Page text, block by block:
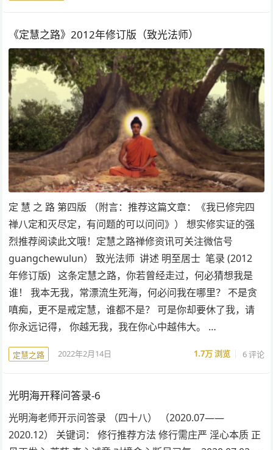
《定慧之路》2012年修订版（致光法师）
定 慧 之 路 第四版 （附言：推荐这篇文章：《我已修完四
禅八定和灭尽定，有问题的可以问问》） 想实修实证的强
烈推荐阅读此文哦！定慧之路禅修资讯可关注微信号
guangchewulun） 致光法师 讲述 明至居士 笔录 (2012
年修订版) 这条定慧之路，你若曾经走过，何必猜想我是
谁！ 我本无我，常漂流生死海，何必问我在哪里？ 不是贪
嗔痴，更不是戒定慧，谁都不是？ 可是你却要休了我，请
你永远记得， 你越无我，我在你心中越伟大。 …
定慧之路 2022年2月14日 1.7万浏览 6 评论
光明海开释问答录-6
光明海老师开示问答录 （四十八） （2020.07——
2020.12） 关键词： 修行推荐方法 修行需庄严 淫心本质 正